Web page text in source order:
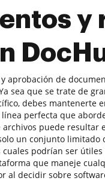
y
aprobación de
sea que se trate de
debes mantenerte
perfecta que
puede resultar
un conjunto limitado
cuales podrían ser
que maneje
al decidir sobre